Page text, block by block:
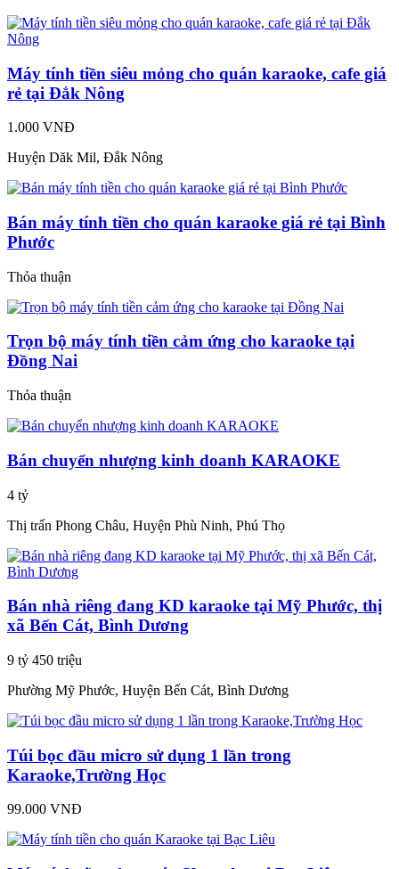
Máy tính tiền siêu mỏng cho quán karaoke, cafe giá
rẻ tại Đắk Nông
1.000 VNĐ
Huyện Dăk Mil, Đắk Nông
Bán máy tính tiền cho quán karaoke giá rẻ tại Bình
Phước
Thỏa thuận
Trọn bộ máy tính tiền cảm ứng cho karaoke tại
Đồng Nai
Thỏa thuận
Bán chuyển nhượng kinh doanh KARAOKE
4 tỷ
Thị trấn Phong Châu, Huyện Phù Ninh, Phú Thọ
Bán nhà riêng đang KD karaoke tại Mỹ Phước, thị
xã Bến Cát, Bình Dương
9 tỷ 450 triệu
Phường Mỹ Phước, Huyện Bến Cát, Bình Dương
Túi bọc đầu micro sử dụng 1 lần trong
Karaoke,Trường Học
99.000 VNĐ